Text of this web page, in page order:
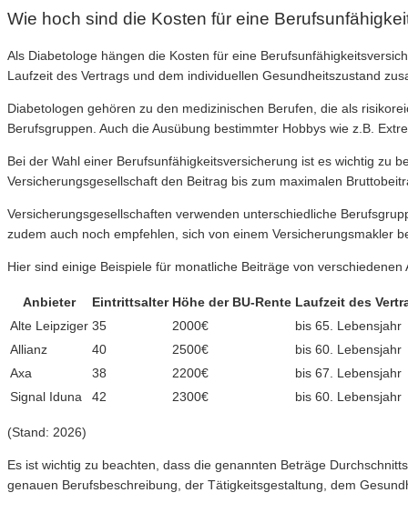
Wie hoch sind die Kosten für eine
Als Diabetologe hängen die Kosten für eine
Laufzeit des Vertrags und dem individuellen Gesundheitszustand
Diabetologen gehören zu den medizinischen Berufen, die als
Berufsgruppen. Auch die Ausübung bestimmter Hobbys wie z.B.
Bei der Wahl einer Berufsunfähigkeitsversicherung ist es wichtig zu
Versicherungsgesellschaft den Beitrag bis zum maximalen
Versicherungsgesellschaften verwenden unterschiedliche
zudem auch noch empfehlen, sich von einem Versicherungsmakler
Hier sind einige Beispiele für monatliche Beiträge von
Anbieter Eintrittsalter Höhe der BU-Rente Laufzeit des
Alte Leipziger 35 2000€
bis 65. Lebensjahr
Allianz
40 2500€
bis 60. Lebensjahr
Axa
38 2200€
bis 67. Lebensjahr
Signal Iduna
42 2300€ bis 60. Lebensjahr
(Stand: 2026)
Es ist wichtig zu beachten, dass die genannten Beträge
genauen Berufsbeschreibung, der Tätigkeitsgestaltung, dem